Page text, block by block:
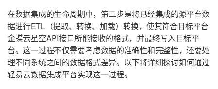
在数据集成的生命周期中，第二步是将已经集成的源平台数
据进行ETL（提取、转换、加载）转换，使其符合目标平台
金蝶云星空API接口所能接收的格式，并最终写入目标平
台。这一过程不仅需要考虑数据的准确性和完整性，还要处
理不同系统之间的数据格式差异。以下将详细探讨如何通过
轻易云数据集成平台实现这一过程。